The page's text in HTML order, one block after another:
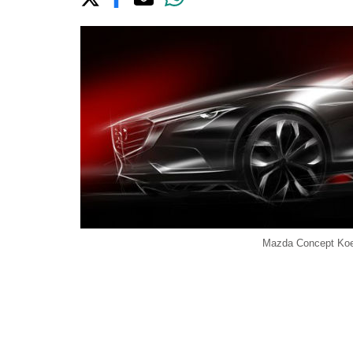
Mazda Concept